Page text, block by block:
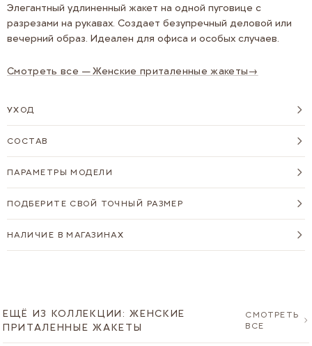
Элегантный удлиненный жакет на одной пуговице с
разрезами на рукавах. Создает безупречный деловой или
вечерний образ. Идеален для офиса и особых случаев.
Смотреть все — Женские приталенные жакеты→
УХОД
СОСТАВ
ПАРАМЕТРЫ МОДЕЛИ
ПОДБЕРИТЕ СВОЙ ТОЧНЫЙ РАЗМЕР
НАЛИЧИЕ В МАГАЗИНАХ
ЕЩЁ ИЗ КОЛЛЕКЦИИ: ЖЕНСКИЕ
ПРИТАЛЕННЫЕ ЖАКЕТЫ
СМОТРЕТЬ
ВСЕ